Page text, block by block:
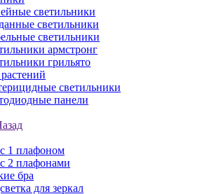
светильники
светильники
светильники
армстронг
грильято
светильники
панели
1 плафоном
2 плафонами
бра
для зеркал